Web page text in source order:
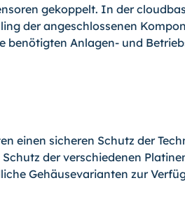
gekoppelt. In der
der angeschlossenen
benötigten Anlagen- und
einen sicheren Schutz der
der verschiedenen
Gehäusevarianten zur